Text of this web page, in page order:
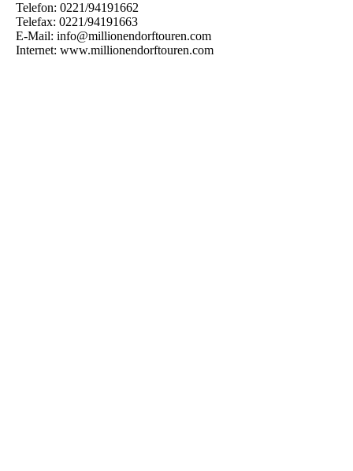
Telefon: 0221/94191662
Telefax: 0221/94191663
E-Mail: info@millionendorftouren.com
Internet: www.millionendorftouren.com